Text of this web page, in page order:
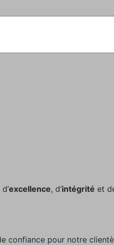
excellence, d’intégrité et
confiance pour notre